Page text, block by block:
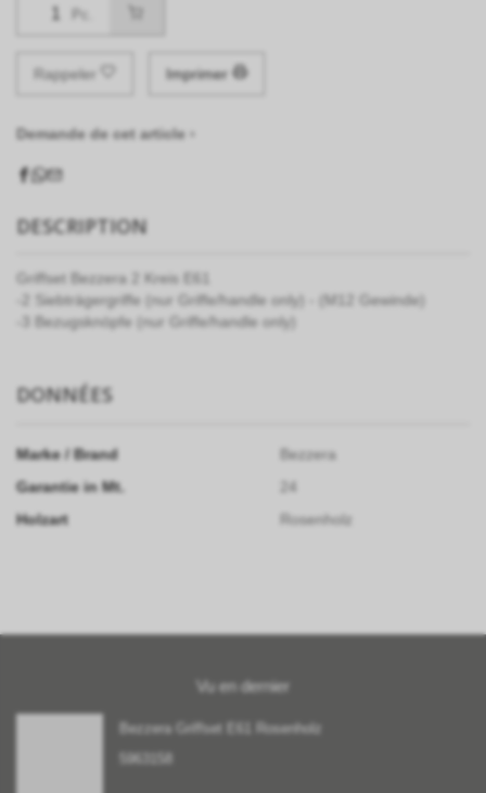
Pc.
Rappeler Imprimer
Demande de cet article ›
DESCRIPTION
Griffset Bezzera 2 Kreis E61
-2 Siebträgergriffe (nur Griffe/handle only) - (M12 Gewinde)
-3 Bezugsknöpfe (nur Griffe/handle only)
DONNÉES
Marke / Brand
Bezzera
Garantie in Mt.
24
Holzart
Rosenholz
Vu en dernier
Bezzera Griffset E61 Rosenholz
5963158